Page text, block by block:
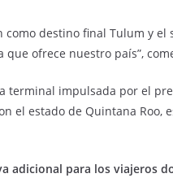
destino final Tulum y el
ofrece nuestro país”,
terminal impulsada por el
el estado de Quintana Roo,
adicional para los viajeros